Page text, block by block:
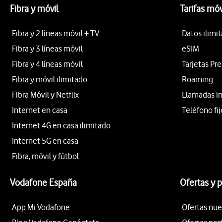
Fibra y móvil
Fibra y 2 líneas móvil + TV
Fibra y 3 líneas móvil
Fibra y 4 líneas móvil
Fibra y móvil ilimitado
Fibra Móvil y Netflix
Internet en casa
Internet 4G en casa ilimitado
Internet 5G en casa
Fibra, móvil y fútbol
Tarifas
Datos
eSIM
Tarjetas
Roaming
Llamadas
Teléfono
Vodafone España
App Mi Vodafone
Ofertas y
Ofertas